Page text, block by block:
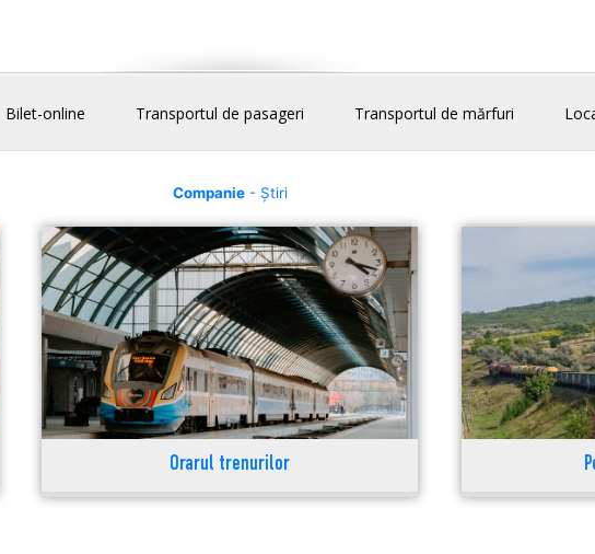
Bilet-online Transportul de pasageri Transportul de mărfuri
Companie- Știri
Orarul trenurilor